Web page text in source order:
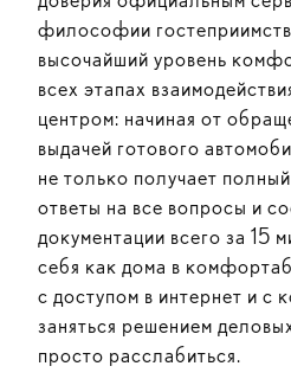
философии
высочайший уровень
всех этапах
центром: начиная от
выдачей готового
не только получает
ответы на все вопросы и
документации всего за 15
себя как дома в
с доступом в интернет и с
заняться решением
просто расслабиться.